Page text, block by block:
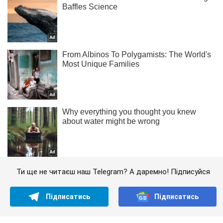
Ти ще не читаєш наш Telegram? А даремно! Підписуйся
Підписатись Підписатись